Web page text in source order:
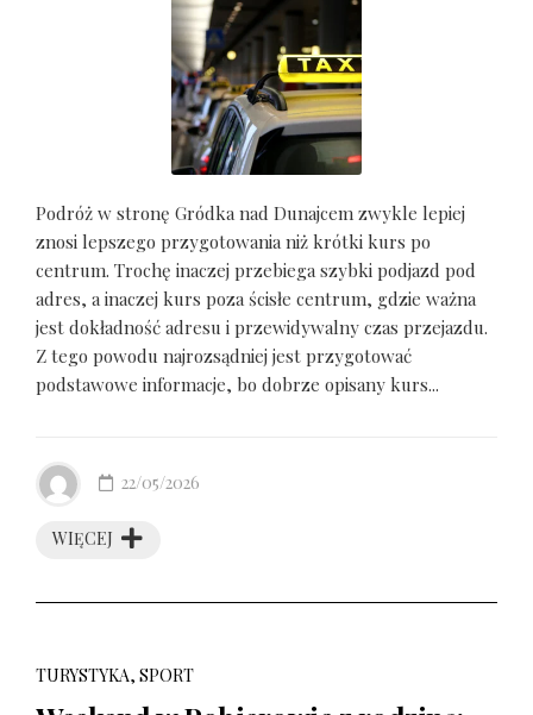
Podróż w stronę Gródka nad Dunajcem zwykle lepiej
znosi lepszego przygotowania niż krótki kurs po
centrum. Trochę inaczej przebiega szybki podjazd pod
adres, a inaczej kurs poza ścisłe centrum, gdzie ważna
jest dokładność adresu i przewidywalny czas przejazdu.
Z tego powodu najrozsądniej jest przygotować
podstawowe informacje, bo dobrze opisany kurs...
WIĘCEJ
22/05/2026
TURYSTYKA, SPORT